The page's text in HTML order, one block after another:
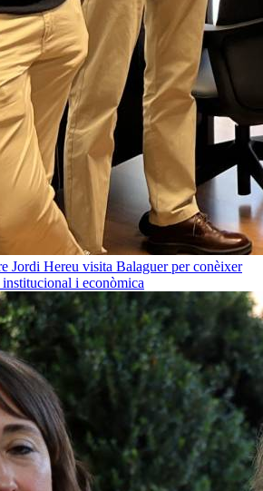
Jordi Hereu visita Balaguer per conèixer
i econòmica